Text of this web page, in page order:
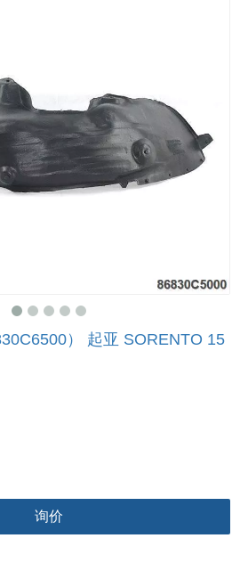
） 起亚 SORENTO 15
询价